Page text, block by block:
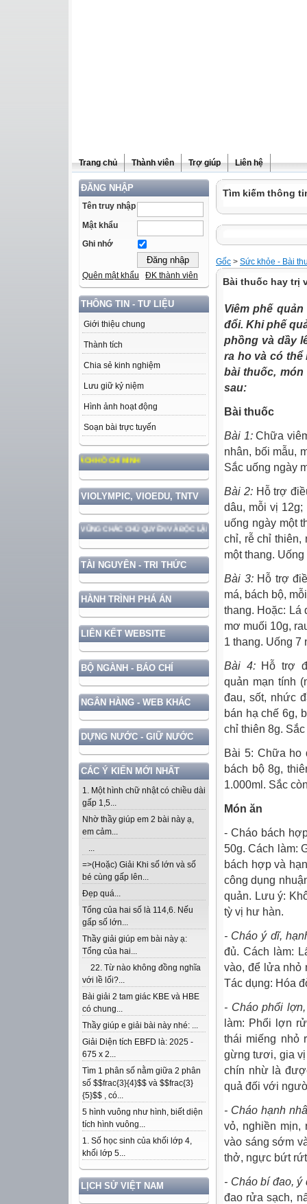
Trang chủ Thành viên Trợ giúp Liên hệ
ĐĂNG NHẬP
Tên truy nhập
Mật khẩu
Ghi nhớ
Quên mật khẩu ĐK thành viên
THÔNG TIN - TƯ LIỆU
Giới thiệu chung
Thành tích
Chia sẻ kinh nghiệm
Lưu giữ kỷ niệm
Hình ảnh hoạt động
Soạn bài trực tuyến
PHONG CÁCH HỒ CHÍ MINH
VIOLYMPIC, VIOEDU, TNTV
VỚI BẢO VỆ VỮNG CHẮC CHỦ QUYỀN VÀ ĐỘC LẬP DÂN TỘC!
TÀI NGUYÊN - TRI THỨC
HÀNH TRÌNH PHÁ ÁN
LIÊN KẾT WEBSITE
BỘ NGÀNH - BÁO CHÍ
NGÂN HÀNG - WEB KHÁC
DỰNG NƯỚC - GIỮ NƯỚC
CÁC Ý KIẾN MỚI NHẤT
1. Một hình chữ nhật có chiều dài
gấp 1,5...
Nhờ thầy giúp em 2 bài này ạ,
em cảm...
...
=>(Hoặc) Giải Khi số lớn và số
bé cùng gấp lên...
Đẹp quá...
Tổng của hai số là 114,6. Nếu
gấp số lớn...
Thầy giải giúp em bài này ạ:
Tổng của hai...
22. Từ nào không đồng nghĩa
với lề lối?...
Bài giải 2 tam giác KBE và HBE
có chung...
Thầy giúp e giải bài này nhé: ...
Giải Diện tích EBFD là: 2025 -
675 x 2...
Tìm 1 phân số nằm giữa 2 phân
số $$frac{3}{4}$$ và $$frac{3}
{5}$$ , có...
5 hình vuông như hình, biết diện
tích hình vuông...
1. Số học sinh của khối lớp 4,
khối lớp 5...
LỊCH SỬ VIỆT NAM
Tìm kiếm thông
Gốc > Sức khỏe - Bài
Bài thuốc hay trị
Viêm phế quản
đổi. Khi phế
phồng và dầy
ra ho và có thể
bài thuốc,
sau:
Bài thuốc
Bài 1: Chữa
nhân, bối mẫu,
Sắc uống ngày
Bài 2: Hỗ trợ
dâu, mỗi vị
uống ngày một
chỉ, rễ chỉ thiên,
một thang. Uống
Bài 3: Hỗ trợ
má, bách bộ,
thang. Hoặc: Lá
mơ muối 10g,
1 thang. Uống 7
Bài 4:
Hỗ trợ
quản mạn tính
đau, sốt, nhức
bán hạ chế 6g,
chỉ thiên 8g.
Bài 5: Chữa ho
bách bộ 8g,
1.000ml. Sắc
Món ăn
- Cháo bách
50g. Cách làm:
bách hợp và
công dụng
quản. Lưu ý:
tỳ vị hư hàn.
- Cháo ý dĩ,
đủ. Cách làm:
vào, để lửa nhỏ
Tác dụng: Hóa
- Cháo phổi
làm: Phổi lợn
thái miếng nhỏ
gừng tươi, gia
chín nhừ là
quả đối với
- Cháo hạnh
vỏ, nghiền mịn,
vào sáng sớm
thở, ngực bứt
- Cháo bí đao, ý
đao rửa sạch,